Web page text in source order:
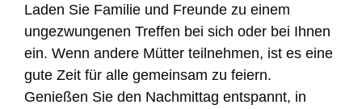
Laden Sie Familie und Freunde zu einem
ungezwungenen Treffen bei sich oder bei Ihnen
ein. Wenn andere Mütter teilnehmen, ist es eine
gute Zeit für alle gemeinsam zu feiern.
Genießen Sie den Nachmittag entspannt, in